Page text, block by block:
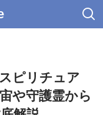
ピリチュア
や守護霊から